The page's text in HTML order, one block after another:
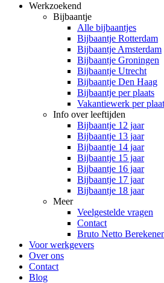
Werkzoekend
Bijbaantje
Alle bijbaantjes
Bijbaantje Rotterdam
Bijbaantje Amsterdam
Bijbaantje Groningen
Bijbaantje Utrecht
Bijbaantje Den Haag
Bijbaantje per plaats
Vakantiewerk per
Info over leeftijden
Bijbaantje 12 jaar
Bijbaantje 13 jaar
Bijbaantje 14 jaar
Bijbaantje 15 jaar
Bijbaantje 16 jaar
Bijbaantje 17 jaar
Bijbaantje 18 jaar
Meer
Veelgestelde vragen
Contact
Bruto Netto
Voor werkgevers
Over ons
Contact
Blog